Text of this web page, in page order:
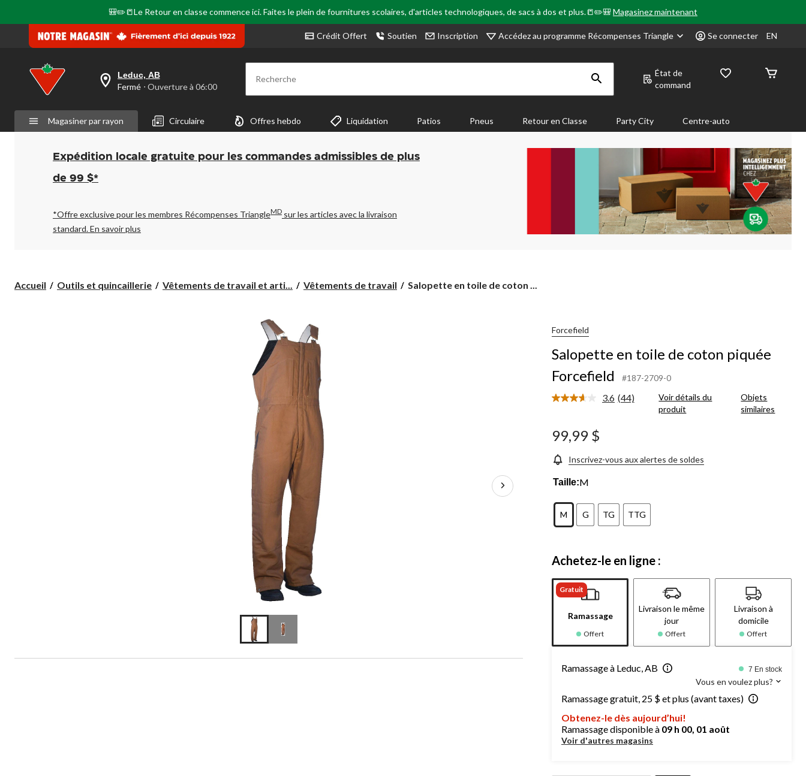
🎒✏️📒Le Retour en classe commence ici. Faites le plein de fournitures scolaires, d'articles technologiques, de sacs à dos et plus.📒✏️🎒Magasinez maintenant
Crédit Offert Soutien Inscription Accédez au programme Récompenses Triangle Se connecter EN
votre
est
Leduc,
AB,
Fermé,
Ouverture
à
pour
changer
Leduc, AB
Fermé ⋅ Ouverture à 06:00 Recherche
État de
command
Magasiner par rayon Circulaire Offres hebdo Liquidation Patios Pneus Retour en Classe Party City Centre-auto
Expédition locale gratuite pour les commandes admissibles de plus
de 99 $*
*Offre exclusive pour les membres Récompenses TriangleMD sur les articles avec la livraison
standard.En savoir plus
Accueil Outils et quincaillerie Vêtements de travail et arti... Vêtements de travail
Salopette
Salopette en toile de coton ...
Forcefield
Salopette en toile de coton piquée
Forcefield
#187-2709-0
3.6 Lire
la
(44)
Voir détails du
produit
Objets
similaires
99,99 $
Inscrivez-vous aux alertes de soldes
Taille:M
M G TG TTG
Achetez-le en ligne :
Gratuit
Ramassage
Offert
Livraison le même
jour
Offert
Livraison à
domicile
Offert
Ramassage à Leduc, AB 7 En stock
Vous en voulez plus?
Ramassage gratuit, 25 $ et plus (avant taxes)
Obtenez-le dès aujourd’hui!
Ramassage disponible à 09 h 00, 01 août
Voir d'autres magasins
page.